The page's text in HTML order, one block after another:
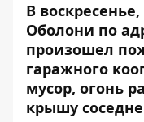
В
Оболони по
произошел
гаражного
мусор, огонь
крышу